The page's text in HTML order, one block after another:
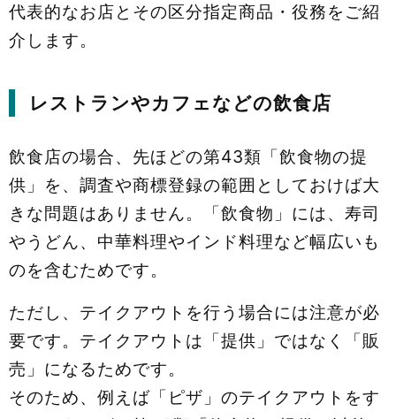
代表的なお店とその区分指定商品・役務をご紹
介します。
レストランやカフェなどの飲食店
飲食店の場合、先ほどの第43類「飲食物の提
供」を、調査や商標登録の範囲としておけば大
きな問題はありません。「飲食物」には、寿司
やうどん、中華料理やインド料理など幅広いも
のを含むためです。
ただし、テイクアウトを行う場合には注意が必
要です。テイクアウトは「提供」ではなく「販
売」になるためです。
そのため、例えば「ピザ」のテイクアウトをす